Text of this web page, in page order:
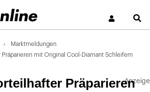
Marktmeldungen
Präparieren mit Original Cool-Diamant Schleifern
Präparieren